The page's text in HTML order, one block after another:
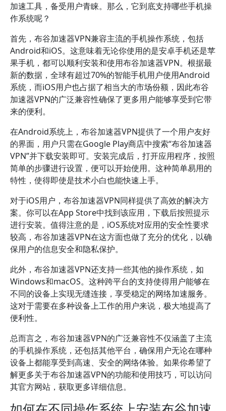
加速工具，备受用户青睐。那么，它到底支持哪些手机操
作系统呢？
首先，布谷加速器VPN兼容主流的手机操作系统，包括
Android和iOS。这意味着无论你使用的是安卓手机还是苹
果手机，都可以顺利安装和使用布谷加速器VPN。根据最
新的数据，全球有超过70%的智能手机用户使用Android
系统，而iOS用户也占据了相当大的市场份额，因此布谷
加速器VPN的广泛兼容性确保了更多用户能够享受到它带
来的便利。
在Android系统上，布谷加速器VPN提供了一个用户友好
的界面，用户只需在Google Play商店中搜索“布谷加速器
VPN”并下载安装即可。安装完成后，打开应用程序，按照
简单的步骤进行设置，便可以开始使用。这种简单易用的
特性，使得即使是技术小白也能快速上手。
对于iOS用户，布谷加速器VPN同样提供了高效的解决方
案。你可以在App Store中找到该应用，下载后按照提示
进行安装。值得注意的是，iOS系统对应用的安全性要求
较高，布谷加速器VPN在这方面也做了充分的优化，以确
保用户的信息安全和隐私保护。
此外，布谷加速器VPN还支持一些其他的操作系统，如
Windows和macOS。这种跨平台的支持使得用户能够在
不同的设备上实现无缝连接，享受稳定的网络加速服务。
这对于需要在多种设备上工作的用户来说，极大地提高了
便利性。
总而言之，布谷加速器VPN的广泛兼容性不仅涵盖了主流
的手机操作系统，还包括其他平台，确保用户无论在哪种
设备上都能享受到高速、安全的网络体验。如果你希望了
解更多关于布谷加速器VPN的功能和使用技巧，可以访问
其官方网站，获取更多详细信息。